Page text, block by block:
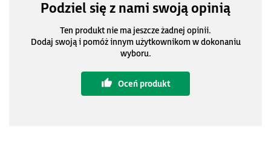
Podziel się z nami swoją opinią
Ten produkt nie ma jeszcze żadnej opinii.
Dodaj swoją i pomóż innym użytkownikom w dokonaniu
wyboru.
Oceń produkt